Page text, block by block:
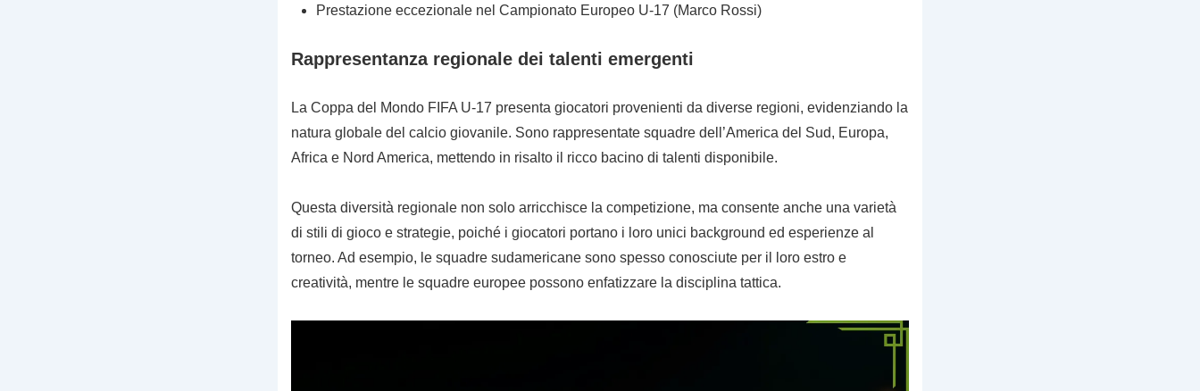
Prestazione eccezionale nel Campionato Europeo U-17 (Marco Rossi)
Rappresentanza regionale dei talenti emergenti
La Coppa del Mondo FIFA U-17 presenta giocatori provenienti da diverse regioni, evidenziando la
natura globale del calcio giovanile. Sono rappresentate squadre dell’America del Sud, Europa,
Africa e Nord America, mettendo in risalto il ricco bacino di talenti disponibile.
Questa diversità regionale non solo arricchisce la competizione, ma consente anche una varietà
di stili di gioco e strategie, poiché i giocatori portano i loro unici background ed esperienze al
torneo. Ad esempio, le squadre sudamericane sono spesso conosciute per il loro estro e
creatività, mentre le squadre europee possono enfatizzare la disciplina tattica.